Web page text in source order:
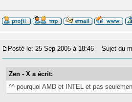
Posté le: 25 Sep 2005 à 18:46 Sujet du
Zen - X a écrit:
^^ pourquoi AMD et INTEL et pas